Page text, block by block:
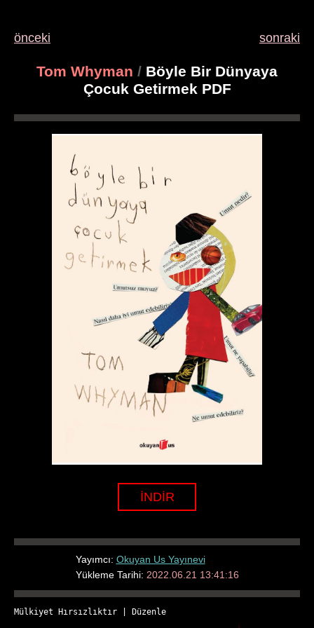
önceki sonraki
Tom Whyman / Böyle Bir Dünyaya
Çocuk Getirmek PDF
İNDİR
Yayımcı: Okuyan Us Yayınevi
Yükleme Tarihi: 2022.06.21 13:41:16
Mülkiyet Hırsızlıktır Düzenle